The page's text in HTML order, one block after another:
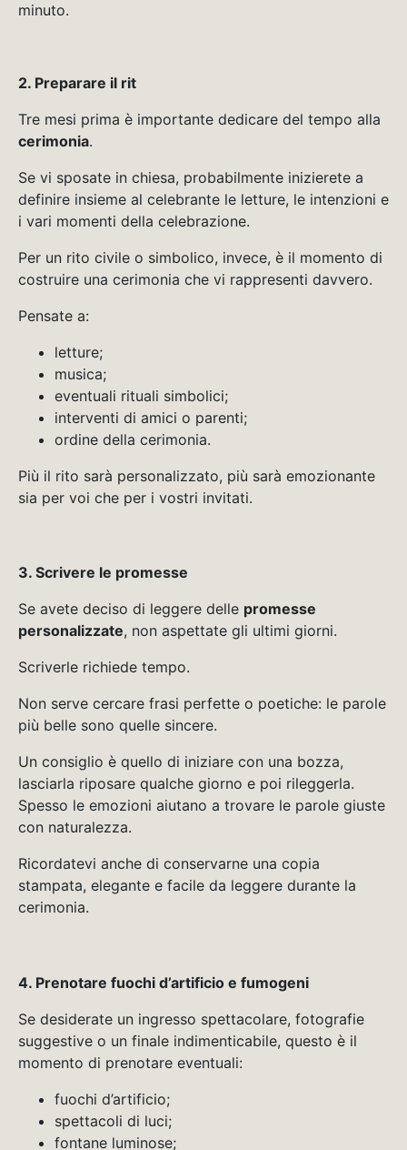
minuto.
2. Preparare il rit
Tre mesi prima è importante dedicare del tempo alla
cerimonia.
Se vi sposate in chiesa, probabilmente inizierete a
definire insieme al celebrante le letture, le intenzioni e
i vari momenti della celebrazione.
Per un rito civile o simbolico, invece, è il momento di
costruire una cerimonia che vi rappresenti davvero.
Pensate a:
letture;
musica;
eventuali rituali simbolici;
interventi di amici o parenti;
ordine della cerimonia.
Più il rito sarà personalizzato, più sarà emozionante
sia per voi che per i vostri invitati.
3. Scrivere le promesse
Se avete deciso di leggere delle promesse
personalizzate, non aspettate gli ultimi giorni.
Scriverle richiede tempo.
Non serve cercare frasi perfette o poetiche: le parole
più belle sono quelle sincere.
Un consiglio è quello di iniziare con una bozza,
lasciarla riposare qualche giorno e poi rileggerla.
Spesso le emozioni aiutano a trovare le parole giuste
con naturalezza.
Ricordatevi anche di conservarne una copia
stampata, elegante e facile da leggere durante la
cerimonia.
4. Prenotare fuochi d’artificio e fumogeni
Se desiderate un ingresso spettacolare, fotografie
suggestive o un finale indimenticabile, questo è il
momento di prenotare eventuali:
fuochi d’artificio;
spettacoli di luci;
fontane luminose;